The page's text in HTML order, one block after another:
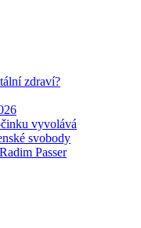
zdraví?
vyvolává
svobody
Passer